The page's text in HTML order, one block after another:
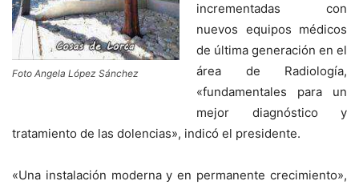
Foto Angela López Sánchez
incrementadas con
nuevos equipos médicos
de última generación en el
área de Radiología,
«fundamentales para un
mejor diagnóstico y
tratamiento de las dolencias», indicó el presidente.
«Una instalación moderna y en permanente crecimiento»,